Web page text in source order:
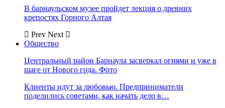
В барнаульском музее пройдет лекция о древних
крепостях Горного Алтая
Prev Next
Общество
Центральный район Барнаула засверкал огнями и уже в
шаге от Нового года. Фото
Клиенты идут за любовью. Предприниматели
поделились советами, как начать дело в…